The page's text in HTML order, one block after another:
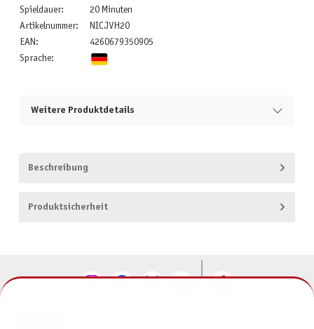
Spieldauer:
20 Minuten
Artikelnummer:
NICJVH20
EAN:
4260679350905
Sprache:
Weitere Produktdetails
Beschreibung
Produktsicherheit